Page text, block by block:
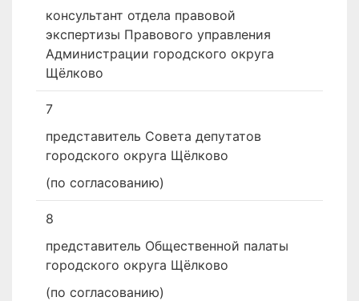
консультант отдела правовой
экспертизы Правового управления
Администрации городского округа
Щёлково
7
представитель Совета депутатов
городского округа Щёлково
(по согласованию)
8
представитель Общественной палаты
городского округа Щёлково
(по согласованию)